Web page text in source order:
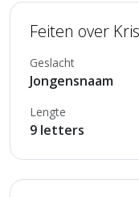
Feiten over
Geslacht
Jongensnaam
Lengte
9 letters